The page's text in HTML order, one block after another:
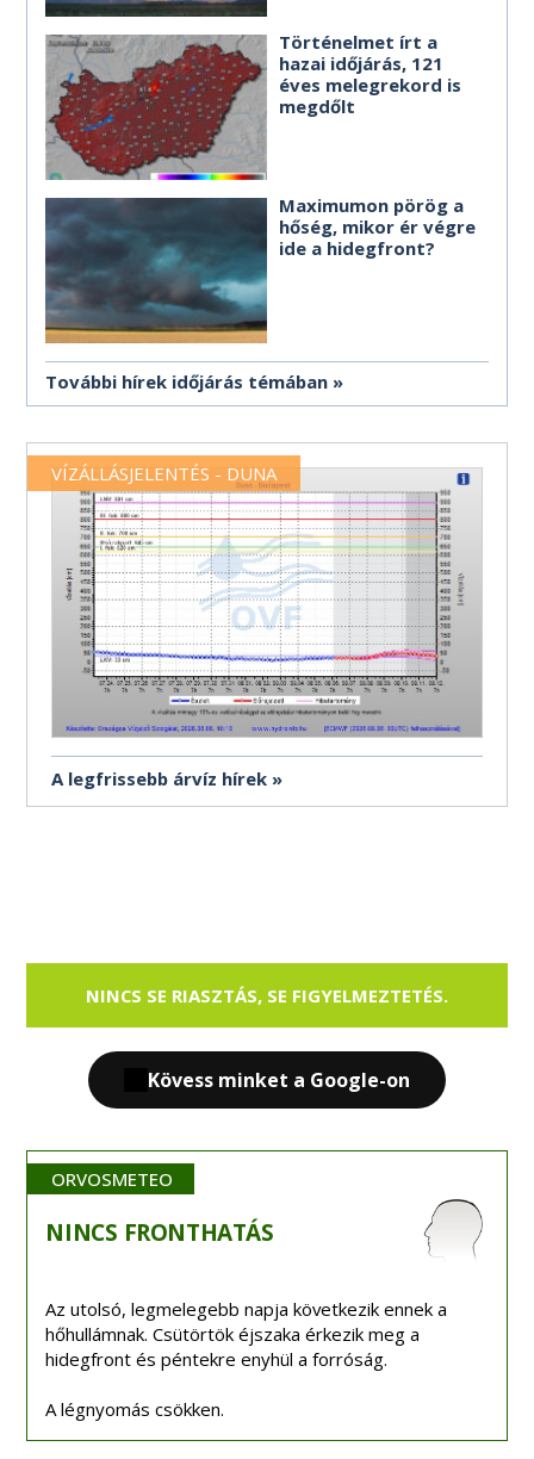
Történelmet írt a
hazai időjárás, 121
éves melegrekord is
megdőlt
Maximumon pörög a
hőség, mikor ér végre
ide a hidegfront?
További hírek időjárás témában
VÍZÁLLÁSJELENTÉS - DUNA
A legfrissebb árvíz hírek
NINCS SE RIASZTÁS, SE FIGYELMEZTETÉS.
Kövess minket a Google-on
ORVOSMETEO
NINCS FRONTHATÁS
Az utolsó, legmelegebb napja következik ennek a
hőhullámnak. Csütörtök éjszaka érkezik meg a
hidegfront és péntekre enyhül a forróság.
A légnyomás csökken.